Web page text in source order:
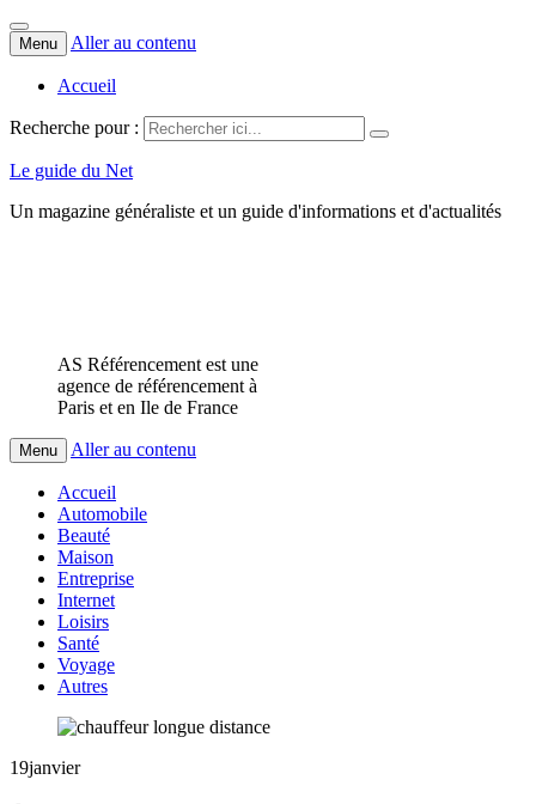
Menu Aller au contenu
Accueil
Recherche pour :
Le guide du Net
Un magazine généraliste et un guide d'informations et d'actualités
AS Référencement est une
agence de référencement à
Paris et en Ile de France
Menu Aller au contenu
Accueil
Automobile
Beauté
Maison
Entreprise
Internet
Loisirs
Santé
Voyage
Autres
19janvier